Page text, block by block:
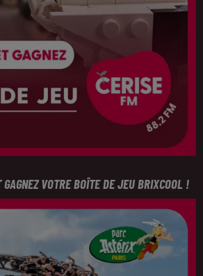
GAGNEZ VOTRE BOÎTE DE JEU BRIXCOOL !